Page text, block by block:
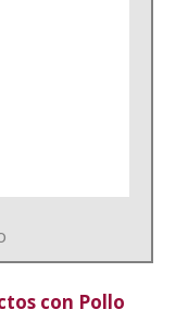
con Pollo